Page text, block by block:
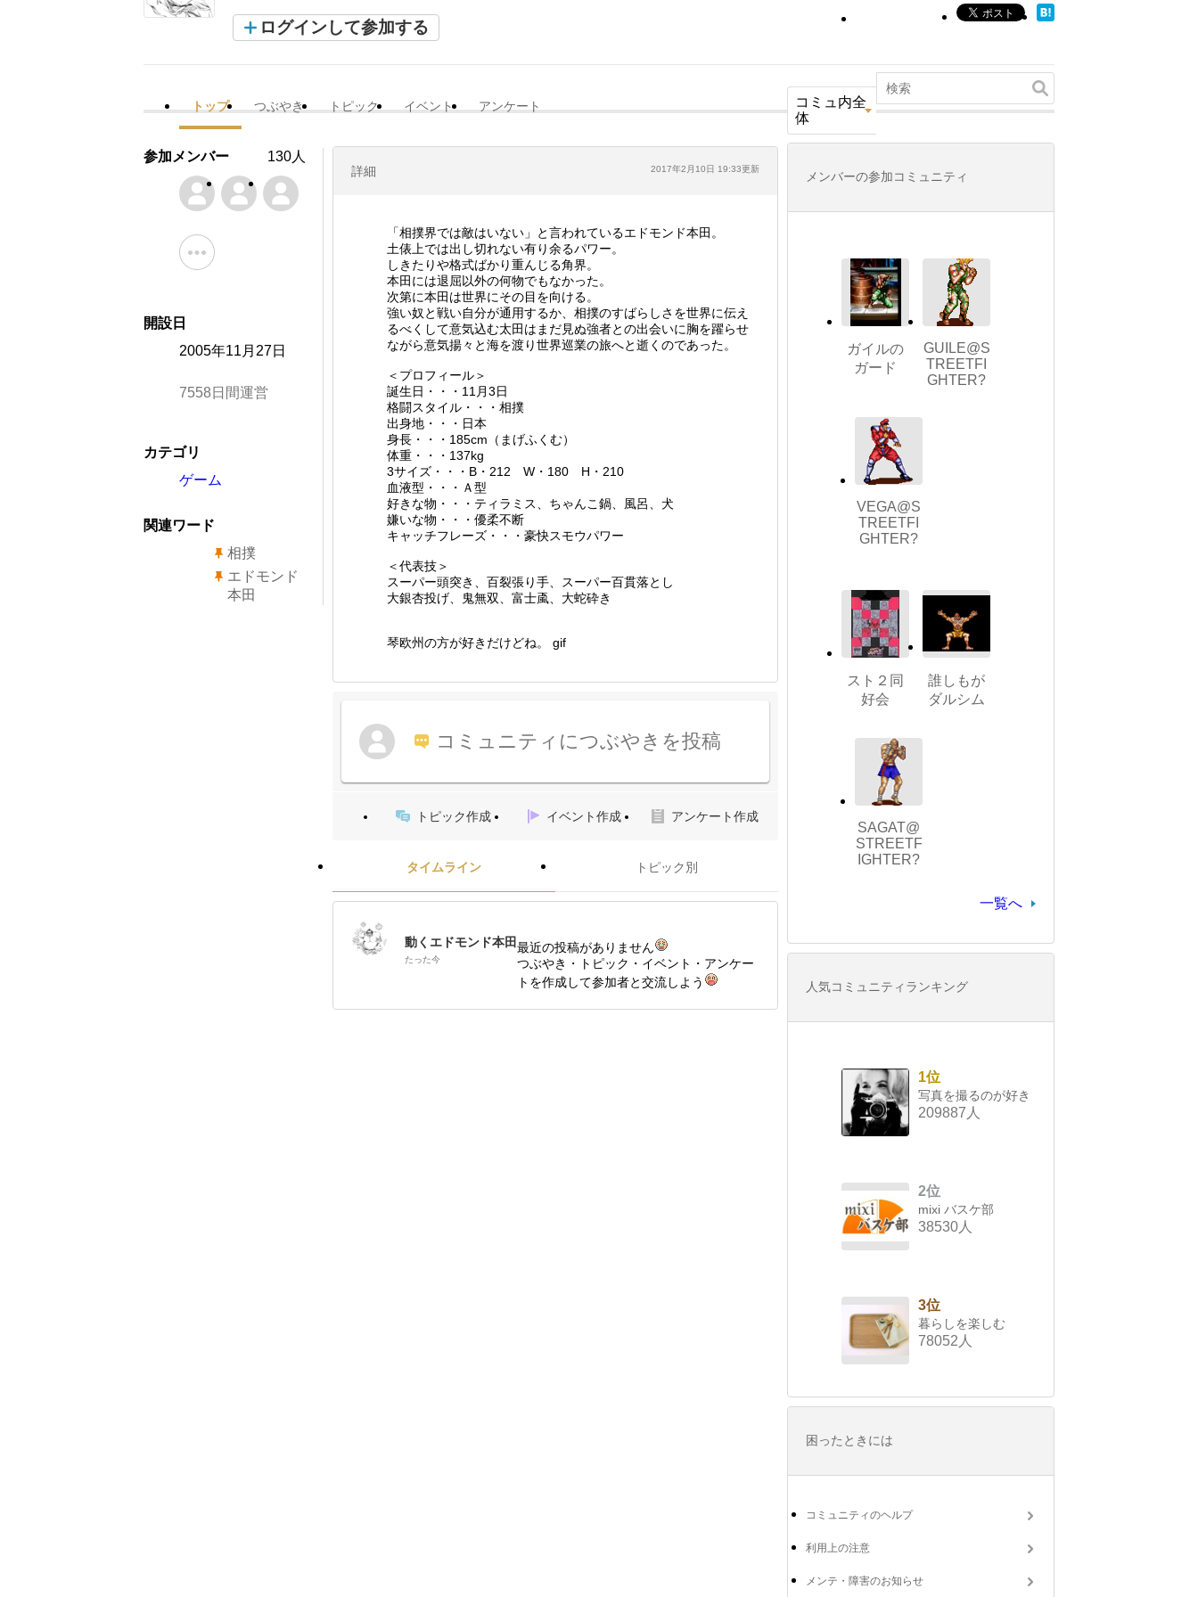
ログインして参加する
トップ つぶやき トピック イベント アンケート
コミュ内全
体
詳細 2017年2月10日 19:33更新
「相撲界では敵はいない」と言われているエドモンド本田。
土俵上では出し切れない有り余るパワー。
しきたりや格式ばかり重んじる角界。
本田には退屈以外の何物でもなかった。
次第に本田は世界にその目を向ける。
強い奴と戦い自分が通用するか、相撲のすばらしさを世界に伝え
るべくして意気込む太田はまだ見ぬ強者との出会いに胸を躍らせ
ながら意気揚々と海を渡り世界巡業の旅へと逝くのであった。
＜プロフィール＞
誕生日・・・11月3日
格闘スタイル・・・相撲
出身地・・・日本
身長・・・185cm（まげふくむ）
体重・・・137kg
3サイズ・・・B・212 W・180 H・210
血液型・・・Ａ型
好きな物・・・ティラミス、ちゃんこ鍋、風呂、犬
嫌いな物・・・優柔不断
キャッチフレーズ・・・豪快スモウパワー
＜代表技＞
スーパー頭突き、百裂張り手、スーパー百貫落とし
大銀杏投げ、鬼無双、富士颪、大蛇砕き
琴欧州の方が好きだけどね。 gif
コミュニティにつぶやきを投稿
トピック作成 イベント作成 アンケート作成
タイムライン トピック別
動くエドモンド本田
たった今
最近の投稿がありません
つぶやき・トピック・イベント・アンケー
トを作成して参加者と交流しよう
参加メンバー 130人
開設日
2005年11月27日
7558日間運営
カテゴリ
ゲーム
関連ワード
相撲
エドモンド
本田
メンバーの参加コミュニティ
ガイルの
ガード
GUILE@S
TREETFI
GHTER?
VEGA@S
TREETFI
GHTER?
スト２同
好会
誰しもが
ダルシム
SAGAT@
STREETF
IGHTER?
一覧へ
人気コミュニティランキング
1位
写真を撮るのが好き
209887人
2位
mixi バスケ部
38530人
3位
暮らしを楽しむ
78052人
困ったときには
コミュニティのヘルプ
利用上の注意
メンテ・障害のお知らせ